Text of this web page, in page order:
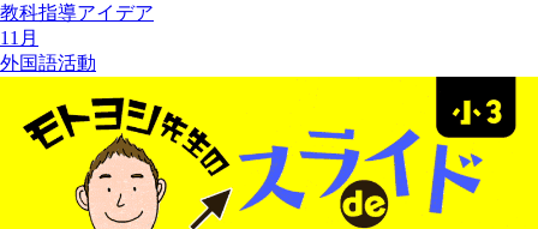
教科指導アイデア
11月
外国語活動